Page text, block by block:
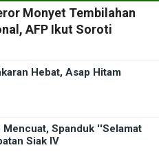
Monyet Tembilahan
AFP Ikut Soroti
Hebat, Asap Hitam
Mencuat, Spanduk ''Selamat
Siak IV